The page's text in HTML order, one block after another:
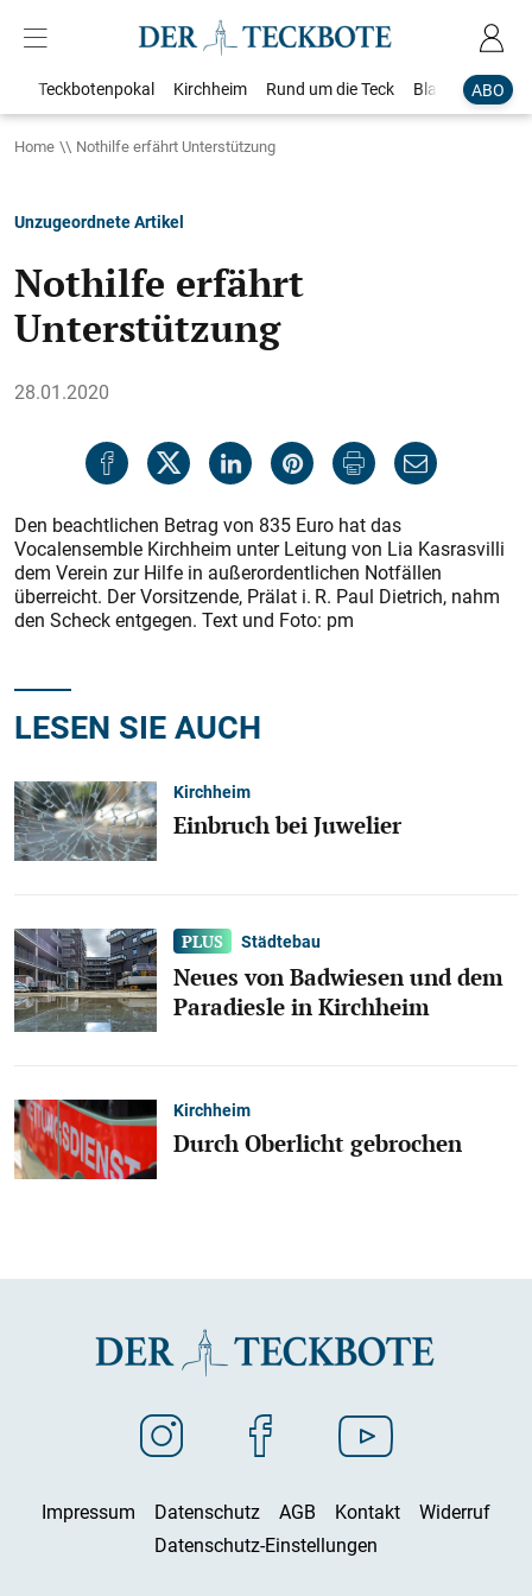
ABO
Teckbotenpokal Kirchheim Rund um die Teck Blaulicht
Home Nothilfe erfährt Unterstützung
Unzugeordnete Artikel
Nothilfe erfährt
Unterstützung
28.01.2020
Den beachtlichen Betrag von 835 Euro hat das
Vocalensemble Kirchheim unter Leitung von Lia Kasrasvilli
dem Verein zur Hilfe in außerordentlichen Notfällen
überreicht. Der Vorsitzende, Prälat i. R. Paul Dietrich, nahm
den Scheck entgegen. Text und Foto: pm
LESEN SIE AUCH
Kirchheim
Einbruch bei Juwelier
Städtebau
Neues von Badwiesen und dem
Paradiesle in Kirchheim
Kirchheim
Durch Oberlicht gebrochen
Impressum Datenschutz AGB Kontakt
Widerruf
Datenschutz-Einstellungen